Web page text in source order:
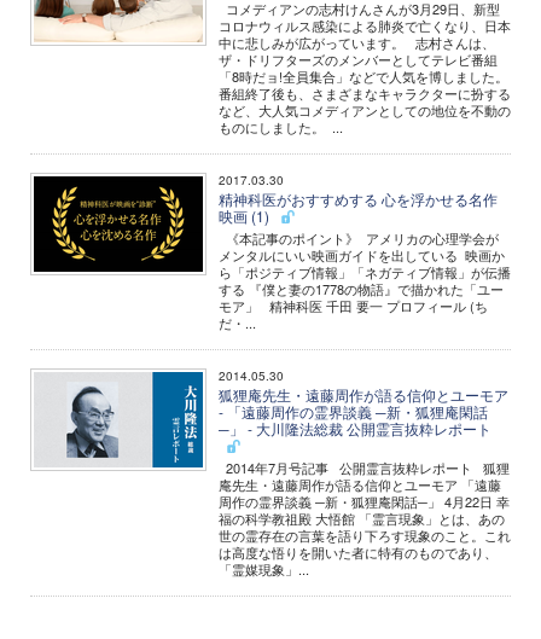
コメディアンの志村けんさんが3月29日、新型
コロナウィルス感染による肺炎で亡くなり、日本
中に悲しみが広がっています。 志村さんは、
ザ・ドリフターズのメンバーとしてテレビ番組
「8時だョ!全員集合」などで人気を博しました。
番組終了後も、さまざまなキャラクターに扮する
など、大人気コメディアンとしての地位を不動の
ものにしました。 ...
2017.03.30
精神科医がおすすめする 心を浮かせる名作
映画 (1)
《本記事のポイント》 アメリカの心理学会が
メンタルにいい映画ガイドを出している 映画か
ら「ポジティブ情報」「ネガティブ情報」が伝播
する 『僕と妻の1778の物語』で描かれた「ユー
モア」 精神科医 千田 要一 プロフィール (ち
だ・...
2014.05.30
狐狸庵先生・遠藤周作が語る信仰とユーモア
- 「遠藤周作の霊界談義 ─新・狐狸庵閑話
─」 - 大川隆法総裁 公開霊言抜粋レポート
2014年7月号記事 公開霊言抜粋レポート 狐狸
庵先生・遠藤周作が語る信仰とユーモア 「遠藤
周作の霊界談義 ─新・狐狸庵閑話─」 4月22日 幸
福の科学教祖殿 大悟館 「霊言現象」とは、あの
世の霊存在の言葉を語り下ろす現象のこと。これ
は高度な悟りを開いた者に特有のものであり、
「霊媒現象」...